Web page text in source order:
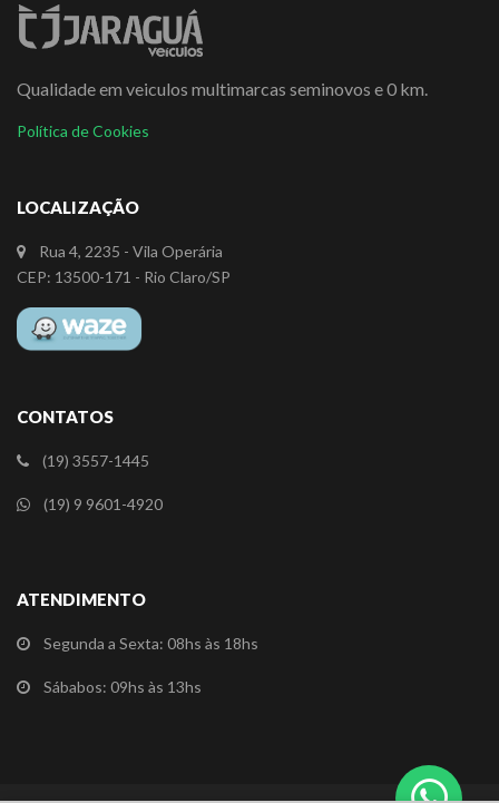
Qualidade em veiculos multimarcas seminovos e 0 km.
Política de Cookies
LOCALIZAÇÃO
Rua 4, 2235 - Vila Operária
CEP: 13500-171 - Rio Claro/SP
CONTATOS
(19) 3557-1445
(19) 9 9601-4920
ATENDIMENTO
Segunda a Sexta: 08hs às 18hs
Sábabos: 09hs às 13hs